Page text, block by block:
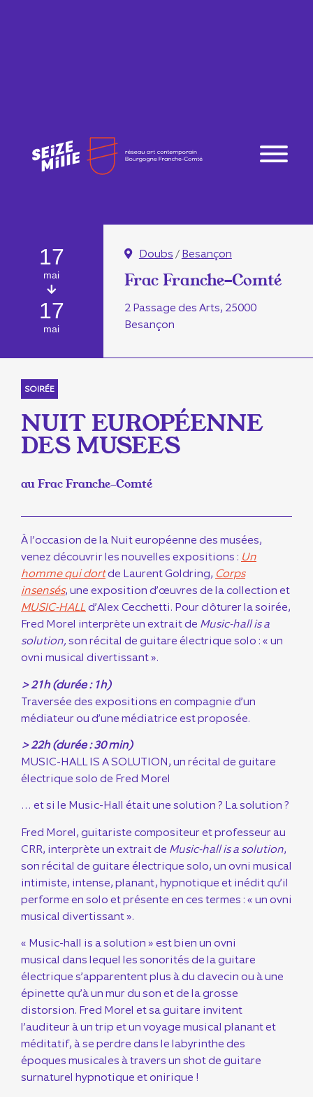
17
mai
17
mai
Doubs/Besançon
Frac Franche-Comté
2 Passage des Arts, 25000
Besançon
SOIRÉE
NUIT EUROPÉENNE
DES MUSEES
au Frac Franche-Comté
À l’occasion de la Nuit européenne des musées,
venez découvrir les nouvelles expositions : Un
homme qui dortde Laurent Goldring, Corps
insensés, une exposition d’œuvres de la collection et
MUSIC-HALLd’Alex Cecchetti. Pour clôturer la soirée,
Fred Morel interprète un extrait de Music-hall is a
solution,son récital de guitare électrique solo : « un
ovni musical divertissant ».
> 21h (durée : 1h)
Traversée des expositions en compagnie d’un
médiateur ou d’une médiatrice est proposée.
> 22h (durée : 30 min)
MUSIC-HALL IS A SOLUTION, un récital de guitare
électrique solo de Fred Morel
… et si le Music-Hall était une solution ? La solution ?
Fred Morel, guitariste compositeur et professeur au
CRR, interprète un extrait de Music-hall is a solution,
son récital de guitare électrique solo, un ovni musical
intimiste, intense, planant, hypnotique et inédit qu’il
performe en solo et présente en ces termes : « un ovni
musical divertissant ».
« Music-hall is a solution » est bien un ovni
musical dans lequel les sonorités de la guitare
électrique s’apparentent plus à du clavecin ou à une
épinette qu’à un mur du son et de la grosse
distorsion. Fred Morel et sa guitare invitent
l’auditeur à un trip et un voyage musical planant et
méditatif, à se perdre dans le labyrinthe des
époques musicales à travers un shot de guitare
surnaturel hypnotique et onirique !